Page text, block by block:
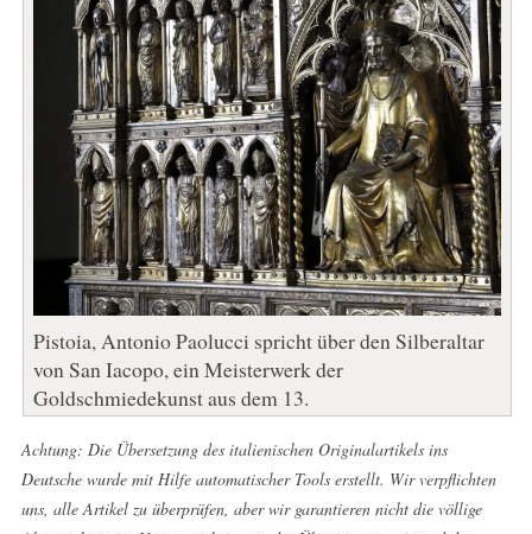
Pistoia, Antonio Paolucci spricht über den Silberaltar
von San Iacopo, ein Meisterwerk der
Goldschmiedekunst aus dem 13.
Achtung: Die Übersetzung des italienischen Originalartikels ins
Deutsche wurde mit Hilfe automatischer Tools erstellt. Wir verpflichten
uns, alle Artikel zu überprüfen, aber wir garantieren nicht die völlige